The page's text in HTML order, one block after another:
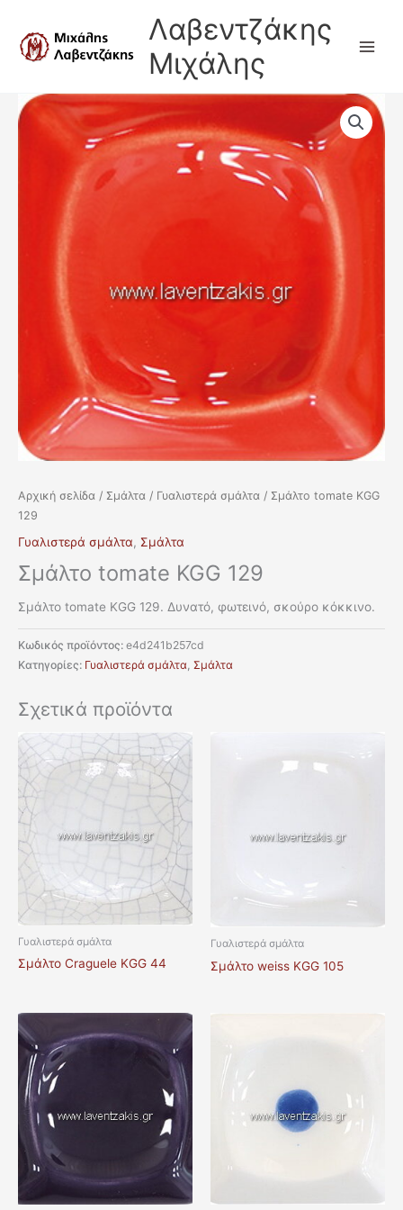
περιεχόμενο
Λαβεντζάκης
Μιχάλης
Αρχική σελίδα / Σμάλτα / Γυαλιστερά σμάλτα / Σμάλτο tomate KGG
129
Γυαλιστερά σμάλτα, Σμάλτα
Σμάλτο tomate KGG 129
Σμάλτο tomate KGG 129. Δυνατό, φωτεινό, σκούρο κόκκινο.
Κωδικός προϊόντος: e4d241b257cd
Κατηγορίες: Γυαλιστερά σμάλτα Σμάλτα
Σχετικά προϊόντα
Γυαλιστερά σμάλτα
Σμάλτο Craguele KGG 44
Γυαλιστερά σμάλτα
Σμάλτο weiss KGG 105